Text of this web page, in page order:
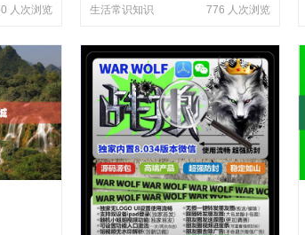
人次浏览 生活常识知识 776 人次浏览